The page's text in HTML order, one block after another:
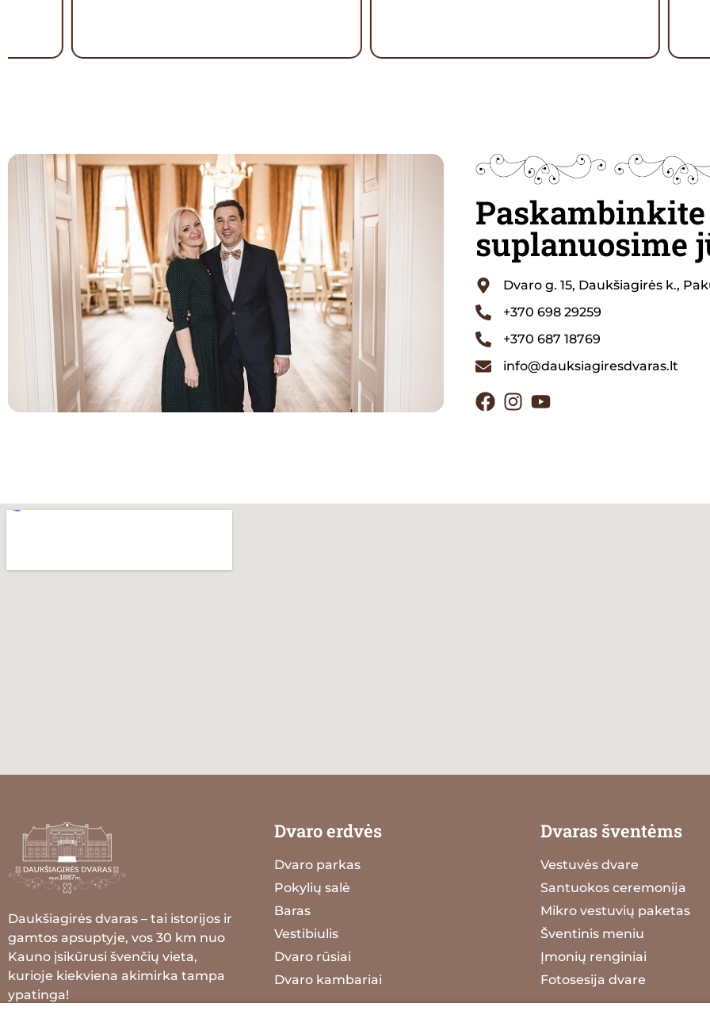
suplanuosime
Dvaro g. 15, Daukšiagirės k.,
+370 698 29259
+370 687 18769
info@dauksiagiresdvaras.lt
Daukšiagirės dvaras – tai istorijos ir
gamtos apsuptyje, vos 30 km nuo
Kauno įsikūrusi švenčių vieta,
kurioje kiekviena akimirka tampa
ypatinga!
Dvaro erdvės
Dvaro parkas
Pokylių salė
Baras
Vestibiulis
Dvaro rūsiai
Dvaro kambariai
Dvaras šventėms
Vestuvės dvare
Santuokos ceremonija
Mikro vestuvių paketas
Šventinis meniu
Įmonių renginiai
Fotosesija dvare